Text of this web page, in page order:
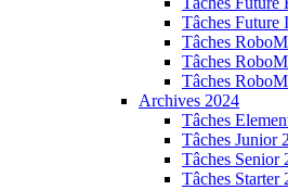
Tâches Future
Tâches
Tâches
Tâches
Archives 2024
Tâches
Tâches Junior
Tâches Senior
Tâches Starter